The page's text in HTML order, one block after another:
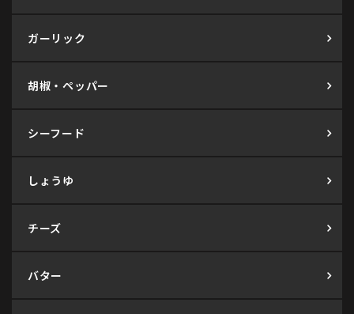
ガーリック
胡椒・ペッパー
シーフード
しょうゆ
チーズ
バター